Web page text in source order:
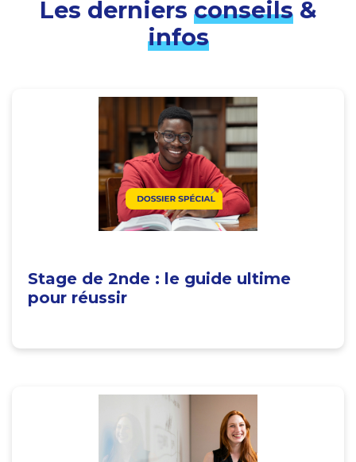
Les derniers conseils&
infos
Stage de 2nde : le guide ultime
pour réussir